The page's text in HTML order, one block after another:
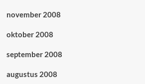
november 2008
oktober 2008
september 2008
augustus 2008